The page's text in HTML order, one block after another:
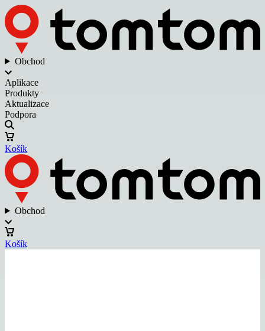
Obchod
Aplikace
Produkty
Aktualizace
Podpora
Košík
Obchod
Košík